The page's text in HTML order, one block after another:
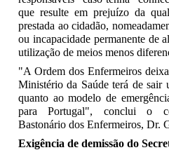
que resulte em prejuízo da
prestada ao cidadão,
ou incapacidade permanente de
utilização de meios menos
"A Ordem dos Enfermeiros
Ministério da Saúde terá de sair
quanto ao modelo de
para Portugal", conclui o
Bastonário dos Enfermeiros, Dr.
Exigência de demissão do